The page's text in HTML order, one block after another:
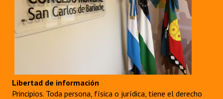
Libertad de información
Principios. Toda persona, física o jurídica, tiene el derecho